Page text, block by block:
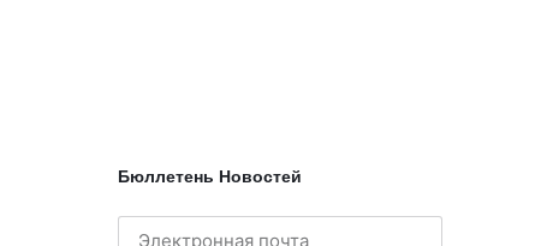
Бюллетень Новостей